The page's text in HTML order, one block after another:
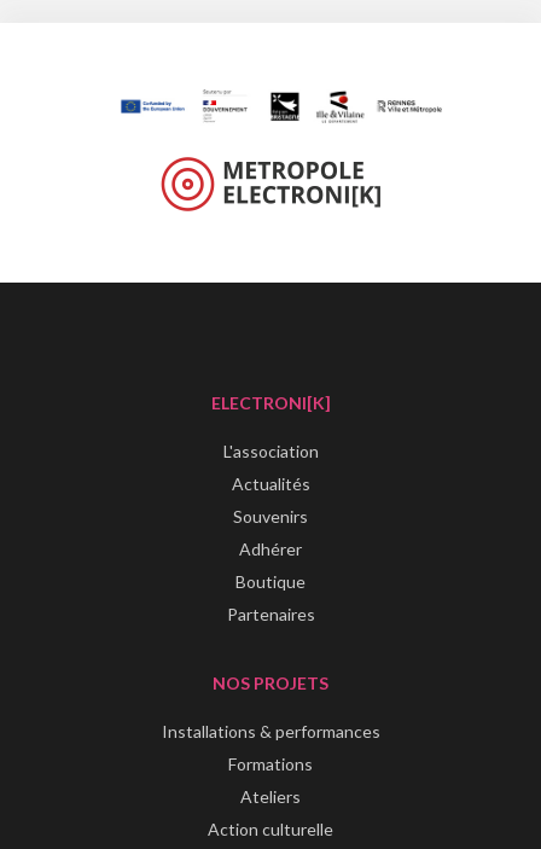
ELECTRONI[K]
L'association
Actualités
Souvenirs
Adhérer
Boutique
Partenaires
NOS PROJETS
Installations & performances
Formations
Ateliers
Action culturelle